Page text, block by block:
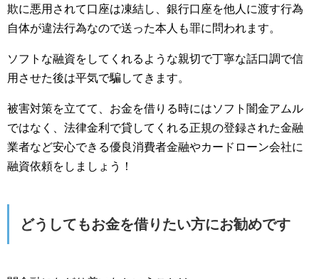
欺に悪用されて口座は凍結し、銀行口座を他人に渡す行為
自体が違法行為なので送った本人も罪に問われます。
ソフトな融資をしてくれるような親切で丁寧な話口調で信
用させた後は平気で騙してきます。
被害対策を立てて、お金を借りる時にはソフト闇金アムル
ではなく、法律金利で貸してくれる正規の登録された金融
業者など安心できる優良消費者金融やカードローン会社に
融資依頼をしましょう！
どうしてもお金を借りたい方にお勧めです